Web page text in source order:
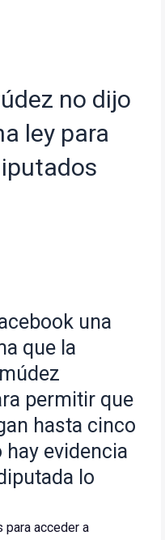
no dijo
ley para
una
que la
permitir que
hasta cinco
hay evidencia
lo
para acceder a